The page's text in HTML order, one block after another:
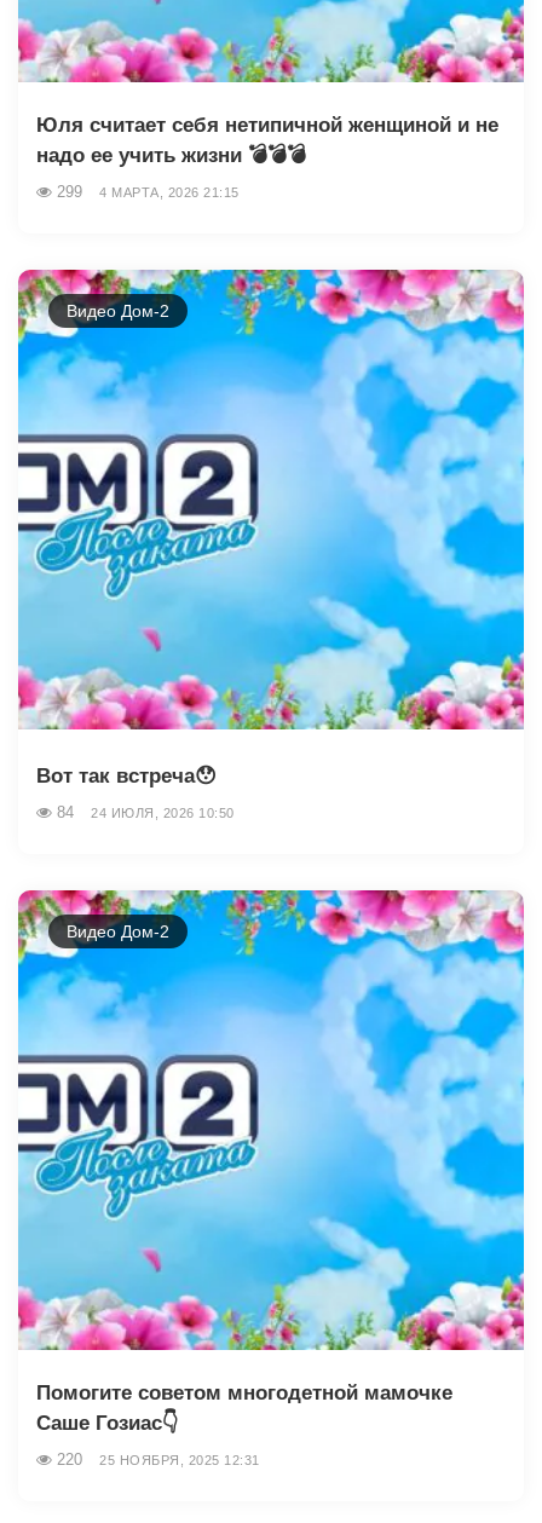
Юля считает себя нетипичной женщиной и не
надо ее учить жизни 💣💣💣
299 4 МАРТА, 2026 21:15
Видео Дом-2
Вот так встреча😯
84 24 ИЮЛЯ, 2026 10:50
Видео Дом-2
Помогите советом многодетной мамочке
Саше Гозиас👇
220 25 НОЯБРЯ, 2025 12:31